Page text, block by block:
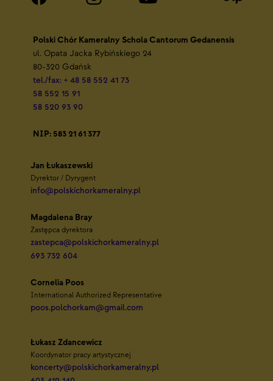
Łukasz Zdancewicz
Koordynator pracy artystycznej
koncerty@polskichorkameralny.pl
Jan Łukaszewski
Dyrektor / Dyrygent
info@polskichorkameralny.pl
Magdalena Bray
Zastępca dyrektora
zastepca@polskichorkameralny.pl
693 732 604
Cornelia Poos
International Authorized Representative
poos.polchorkam@gmail.com
Polski Chór Kameralny Schola Cantorum Gedanensis
ul. Opata Jacka Rybińskiego 24
80-320 Gdańsk
tel./fax: + 48 58 552 41 73
58 552 15 91
58 520 93 90
NIP: 583 21 61 377